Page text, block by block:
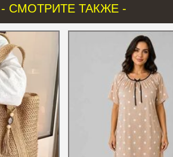
- СМОТРИТЕ ТАКЖЕ -